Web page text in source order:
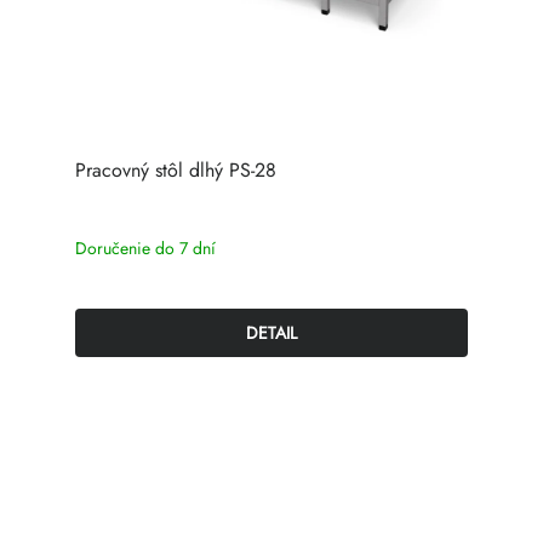
Pracovný stôl dlhý PS-28
Doručenie do 7 dní
DETAIL